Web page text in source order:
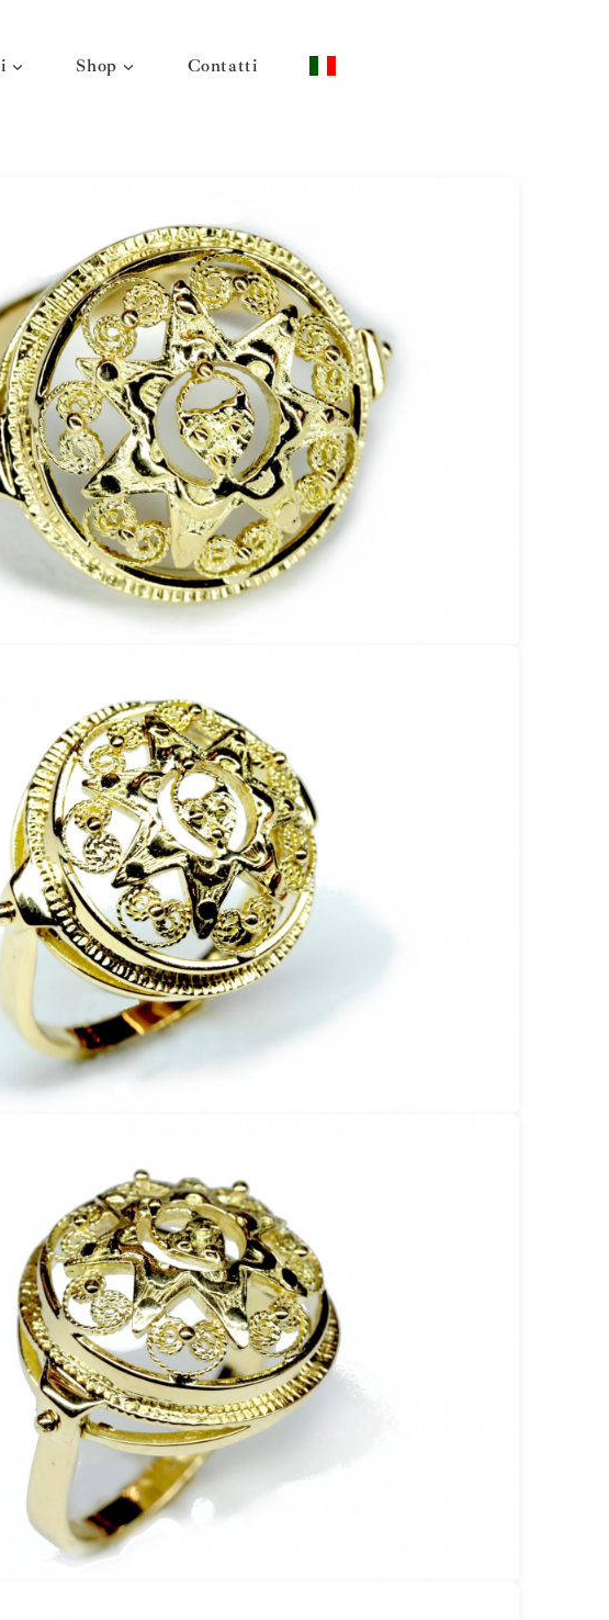
Shop Contatti